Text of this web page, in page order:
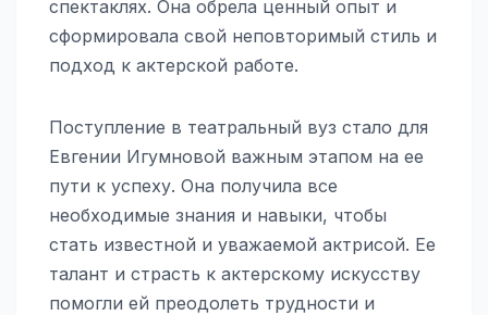
спектаклях. Она обрела ценный опыт и
сформировала свой неповторимый стиль и
подход к актерской работе.
Поступление в театральный вуз стало для
Евгении Игумновой важным этапом на ее
пути к успеху. Она получила все
необходимые знания и навыки, чтобы
стать известной и уважаемой актрисой. Ее
талант и страсть к актерскому искусству
помогли ей преодолеть трудности и